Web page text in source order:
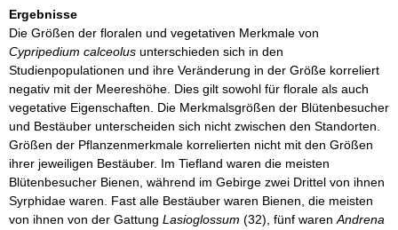
Ergebnisse
Die Größen der floralen und vegetativen Merkmale von
Cypripedium calceolus unterschieden sich in den
Studienpopulationen und ihre Veränderung in der Größe korreliert
negativ mit der Meereshöhe. Dies gilt sowohl für florale als auch
vegetative Eigenschaften. Die Merkmalsgrößen der Blütenbesucher
und Bestäuber unterscheiden sich nicht zwischen den Standorten.
Größen der Pflanzenmerkmale korrelierten nicht mit den Größen
ihrer jeweiligen Bestäuber. Im Tiefland waren die meisten
Blütenbesucher Bienen, während im Gebirge zwei Drittel von ihnen
Syrphidae waren. Fast alle Bestäuber waren Bienen, die meisten
von ihnen von der Gattung Lasioglossum (32), fünf warenAndrena